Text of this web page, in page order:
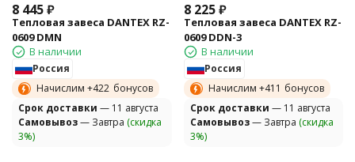
8 445₽
Тепловая завеса DANTEX RZ-
0609 DMN
В наличии
Россия
Начислим +422 бонусов
Cрок доставки — 11 августа
Самовывоз— Завтра (скидка
3%)
8 225 ₽
Тепловая завеса DANTEX RZ-
0609 DDN-3
В наличии
Россия
Начислим +411 бонусов
Cрок доставки — 11 августа
Самовывоз— Завтра (скидка
3%)